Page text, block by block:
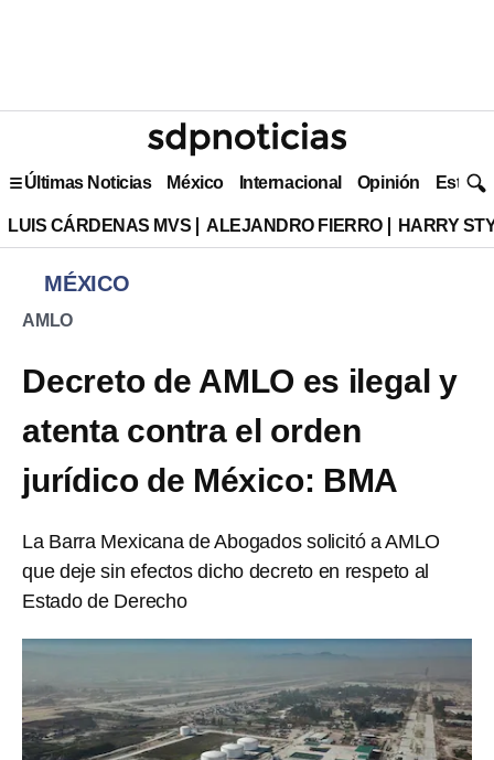
Últimas Noticias México Internacional Opinión Estilo
LUIS CÁRDENAS MVS ALEJANDRO FIERRO HARRY
MÉXICO
AMLO
Decreto de AMLO es ilegal y
atenta contra el orden
jurídico de México: BMA
La Barra Mexicana de Abogados solicitó a AMLO
que deje sin efectos dicho decreto en respeto al
Estado de Derecho